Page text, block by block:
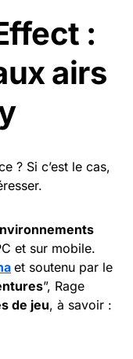
:
airs
? Si c’est le cas,
et sur mobile.
et soutenu par le
”, Rage
de jeu, à savoir :